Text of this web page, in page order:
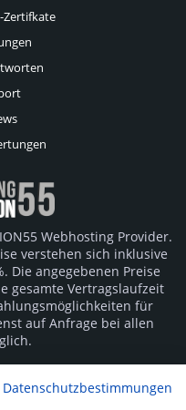
Zertifkate
Webhosting Provider.
verstehen sich inklusive
Die angegebenen Preise
gesamte Vertragslaufzeit
für
auf Anfrage bei allen
vorbehalten.
Datenschutzbestimmungen